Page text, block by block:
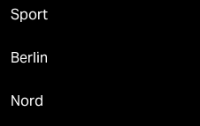
Sport
Berlin
Nord